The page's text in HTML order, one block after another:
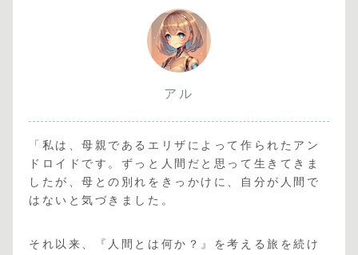
アル
「私は、母親であるエリザによって作られたアン
ドロイドです。ずっと人間だと思って生きてきま
したが、母との別れをきっかけに、自分が人間で
はないと気づきました。
それ以来、『人間とは何か？』を考える旅を続け